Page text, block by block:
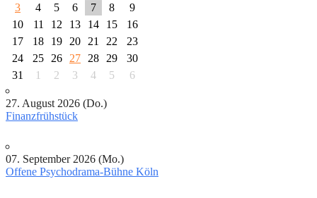
3
4 5 6 7 8
9
10
11 12 13 14 15
16
17
18 19 20 21 22
23
24
25 26 27 28 29
30
31
1 2 3 4 5 6
27. August 2026 (Do.)
Finanzfrühstück
07. September 2026 (Mo.)
Offene Psychodrama-Bühne Köln